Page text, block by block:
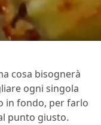
cosa bisognerà
ogni singola
in fondo, per farlo
punto giusto.